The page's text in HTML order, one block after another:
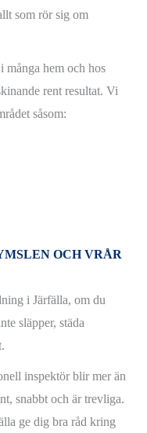
som rör sig om
många hem och hos
rent resultat. Vi
såsom:
OCH VRÅR
i Järfälla, om du
släpper, städa
inspektör blir mer än
snabbt och är trevliga.
ge dig bra råd kring